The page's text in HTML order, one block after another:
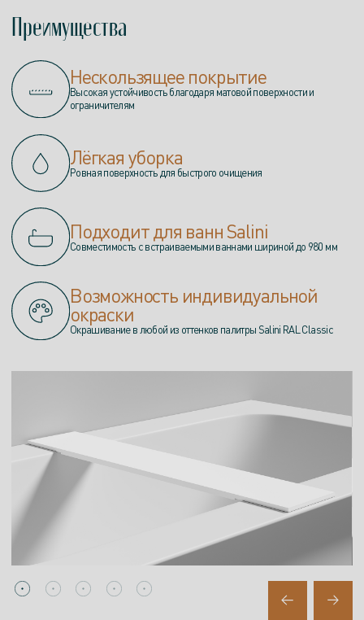
Преимущества
Нескользящее покрытие
Высокая устойчивость благодаря матовой поверхности и
ограничителям
Лёгкая уборка
Ровная поверхность для быстрого очищения
Подходит для ванн Salini
Совместимость с встраиваемыми ваннами шириной до 980 мм
Возможность индивидуальной
окраски
Окрашивание в любой из оттенков палитры Salini RAL Classic